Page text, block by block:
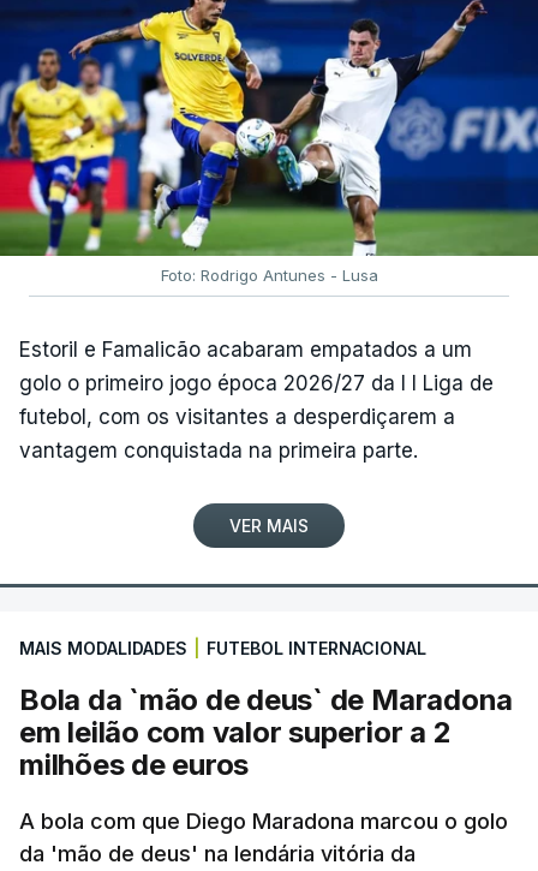
Foto: Rodrigo Antunes - Lusa
Estoril e Famalicão acabaram empatados a um
golo o primeiro jogo época 2026/27 da I I Liga de
futebol, com os visitantes a desperdiçarem a
vantagem conquistada na primeira parte.
VER MAIS
MAIS MODALIDADES FUTEBOL INTERNACIONAL
Bola da `mão de deus` de Maradona
em leilão com valor superior a 2
milhões de euros
A bola com que Diego Maradona marcou o golo
da 'mão de deus' na lendária vitória da